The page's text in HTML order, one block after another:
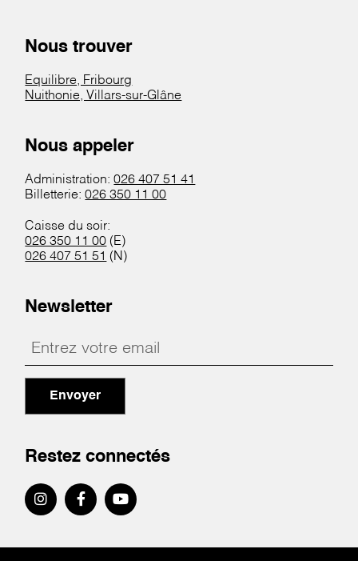
Nous trouver
Equilibre, Fribourg
Nuithonie, Villars-sur-Glâne
Nous appeler
Administration:026 407 51 41
Billetterie:026 350 11 00
Caisse du soir:
026 350 11 00 (E)
026 407 51 51 (N)
Newsletter
Envoyer
Restez connectés